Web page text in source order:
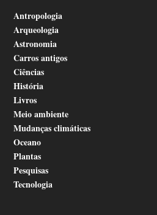
Antropologia
Arqueologia
Astronomia
Carros antigos
Ciências
História
Livros
Meio ambiente
Mudanças climáticas
Oceano
Plantas
Pesquisas
Tecnologia